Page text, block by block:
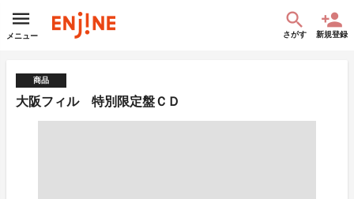
メニュー さがす 新規登録
商品
大阪フィル 特別限定盤ＣＤ